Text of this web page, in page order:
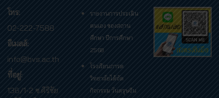
โทร:
02-222-7588
อีเมลล์:
info@bvs.ac.th
ที่อยู่:
136/1-2 ซ.ศิริชัย
รายงานการประเมิน
ตนเอง ของสถาน
ศึกษา ปีการศึกษา
2568
โรงเรียนภารต
วิทยาลัยได้จัด
กิจกรรม วันตรุษจีน